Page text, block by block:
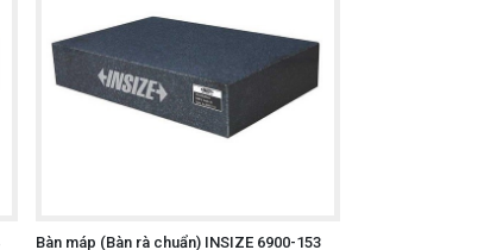
Bàn máp (Bàn rà chuẩn) INSIZE 6900-153